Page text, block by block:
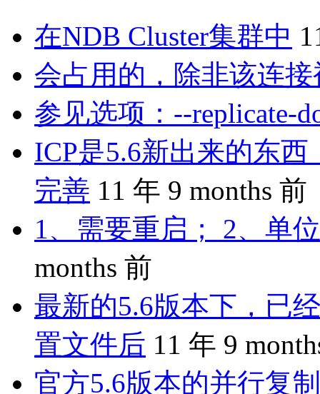
在NDB Cluster集群中
会占用的，除非该连
参见选项：--replicate-
ICP是5.6新出来的东
完善 11 年 9 months 前
1、需要重启； 2、单
months 前
最新的5.6版本下，已
置文件后 11 年 9
官方5.6版本的并行复